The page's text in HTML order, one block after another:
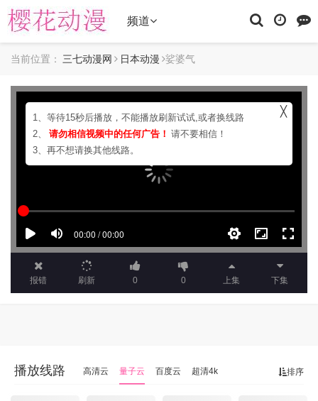
频道
当前位置： 三七动漫网 日本动漫 娑婆气
报错 刷新 0 0 上集 下集
1、等待15秒后播放，不能播放刷新试试,或者换线路
2、
请勿相信视频中的任何广告！ 请不要相信！
3、再不想请换其他线路。
╳
排序
播放线路 高清云 量子云 百度云 超清4k